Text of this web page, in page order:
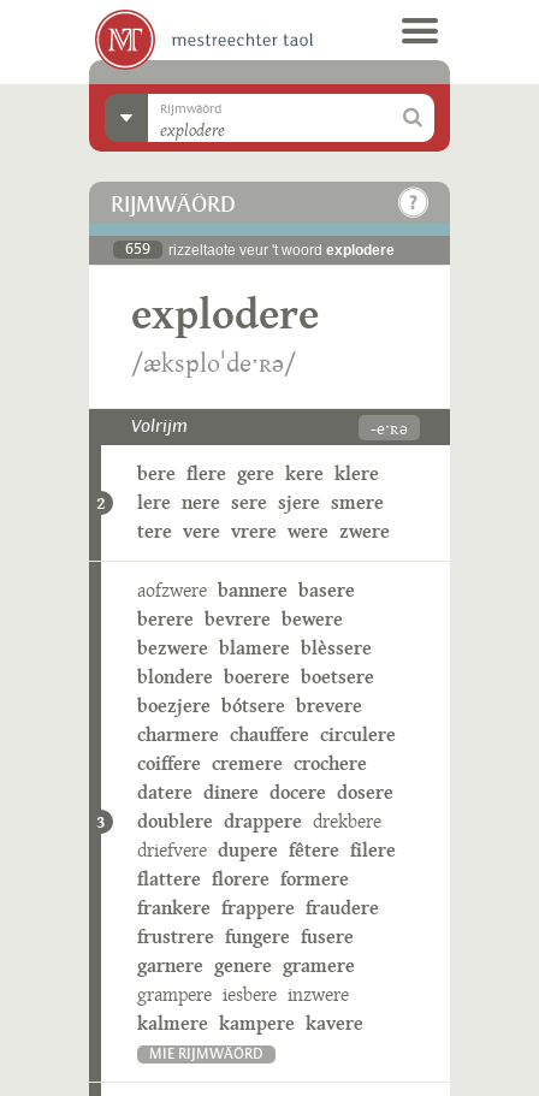
Rijmwäörd
RIJMWÄÖRD
659 rizzeltaote veur 't woord explodere
explodere
/æksploˈdeˑʀə/
Volrijm -eˑʀə
2
bere flere gere kere klere
lere nere sere sjere smere
tere vere vrere were zwere
3
aofzwere bannere basere
berere bevrere bewere
bezwere blamere blèssere
blondere boerere boetsere
boezjere bótsere brevere
charmere chauffere circulere
coiffere cremere crochere
datere dinere docere dosere
doublere drappere drekbere
driefvere dupere fêtere filere
flattere florere formere
frankere frappere fraudere
frustrere fungere fusere
garnere genere gramere
grampere iesbere inzwere
kalmere kampere kavere
MIE RIJMWÄÖRD